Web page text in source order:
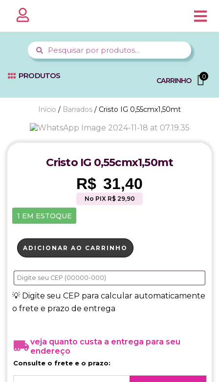
PRODUTOS
CARRINHO 0
Início / Barrados / Cristo IG 0,55cmx1,50mt
Cristo IG 0,55cmx1,50mt
R$ 31,40
No PIX R$ 29,90
1 EM ESTOQUE
ADICIONAR AO CARRINHO
💡 Digite seu CEP para calcular automaticamente
o frete e prazo de entrega
veja quanto custa a entrega para seu
endereço
Consulte o frete e o prazo: